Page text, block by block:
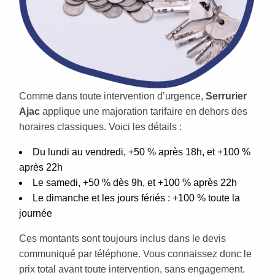
Comme dans toute intervention d’urgence, Serrurier
Ajac applique une majoration tarifaire en dehors des
horaires classiques. Voici les détails :
Du lundi au vendredi, +50 % après 18h, et +100 %
après 22h
Le samedi, +50 % dès 9h, et +100 % après 22h
Le dimanche et les jours fériés : +100 % toute la
journée
Ces montants sont toujours inclus dans le devis
communiqué par téléphone. Vous connaissez donc le
prix total avant toute intervention, sans engagement.